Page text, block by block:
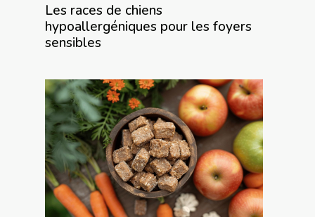
Les races de chiens
hypoallergéniques pour les foyers
sensibles